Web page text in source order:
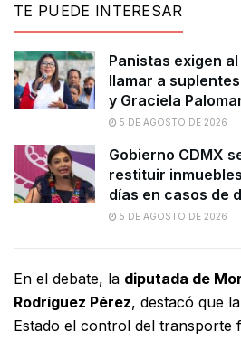
TE PUEDE INTERESAR
Panistas exigen
llamar a
y Graciela
5 DE AGOSTO DE 2026
Gobierno CDMX
restituir
días en casos de
5 DE AGOSTO DE 2026
En el debate, la diputada de
Rodríguez Pérez, destacó que
Estado el control del transporte